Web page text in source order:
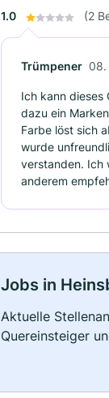
1.0 (2
Trümpener 08.
Ich kann dieses
dazu ein
Farbe löst sich
wurde
verstanden. Ich
anderem
Jobs in
Aktuelle
Quereinsteiger